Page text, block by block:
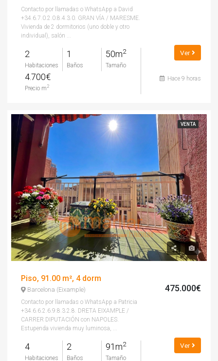
Contacto por llamadas o WhatsApp a David
+34.6.7.0.2.0.8.4.3.0. GRAN VÍA / MARESME.
Vivienda de 2 dormitorios (uno doble y otro
individual), salón ...
2
Habitaciones
1
Baños
50m2
Tamaño
4.700€
Precio m 2
Ver
Hace 9 horas
VENTA
Piso, 91.00 m², 4 dorm
Barcelona (Eixample)
Contacto por llamadas o WhatsApp a Patricia
+34.6.6.2.6.9.8.3.2.8. DRETA EIXAMPLE /
CARRER DIPUTACIÓN con NAPOLES.
Estupenda vivienda muy luminosa, ...
4
Habitaciones
2
Baños
91m2
Tamaño
475.000€
Ver